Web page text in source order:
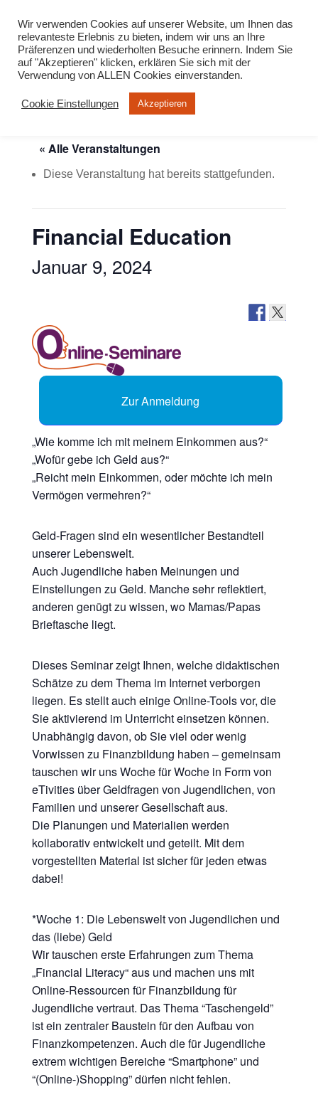
« Alle Veranstaltungen
Diese Veranstaltung hat bereits stattgefunden.
Financial Education
Januar 9, 2024
Zur Anmeldung
„Wie komme ich mit meinem Einkommen aus?“
„Wofür gebe ich Geld aus?“
„Reicht mein Einkommen, oder möchte ich mein
Vermögen vermehren?“
Geld-Fragen sind ein wesentlicher Bestandteil
unserer Lebenswelt.
Auch Jugendliche haben Meinungen und
Einstellungen zu Geld. Manche sehr reflektiert,
anderen genügt zu wissen, wo Mamas/Papas
Brieftasche liegt.
Dieses Seminar zeigt Ihnen, welche didaktischen
Schätze zu dem Thema im Internet verborgen
liegen. Es stellt auch einige Online-Tools vor, die
Sie aktivierend im Unterricht einsetzen können.
Unabhängig davon, ob Sie viel oder wenig
Vorwissen zu Finanzbildung haben – gemeinsam
tauschen wir uns Woche für Woche in Form von
eTivities über Geldfragen von Jugendlichen, von
Familien und unserer Gesellschaft aus.
Die Planungen und Materialien werden
kollaborativ entwickelt und geteilt. Mit dem
vorgestellten Material ist sicher für jeden etwas
dabei!
*Woche 1: Die Lebenswelt von Jugendlichen und
das (liebe) Geld
Wir tauschen erste Erfahrungen zum Thema
„Financial Literacy“ aus und machen uns mit
Online-Ressourcen für Finanzbildung für
Jugendliche vertraut. Das Thema “Taschengeld”
ist ein zentraler Baustein für den Aufbau von
Finanzkompetenzen. Auch die für Jugendliche
extrem wichtigen Bereiche “Smartphone” und
“(Online-)Shopping” dürfen nicht fehlen.
Wir verwenden Cookies auf unserer Website, um Ihnen das
relevanteste Erlebnis zu bieten, indem wir uns an Ihre
Präferenzen und wiederholten Besuche erinnern. Indem Sie
auf "Akzeptieren" klicken, erklären Sie sich mit der
Verwendung von ALLEN Cookies einverstanden.
Cookie Einstellungen Akzeptieren